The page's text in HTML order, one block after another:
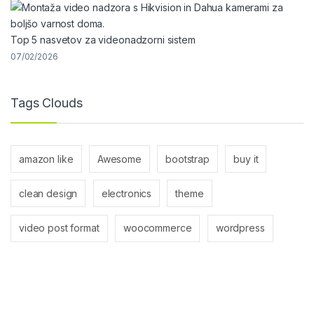
Top 5 nasvetov za videonadzorni sistem
07/02/2026
Tags Clouds
amazon like Awesome bootstrap buy it
clean design electronics theme
video post format woocommerce wordpress